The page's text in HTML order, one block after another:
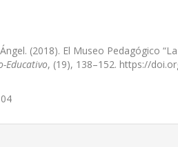
(2018). El Museo Pedagógico
Educativo, (19), 138–152. https://